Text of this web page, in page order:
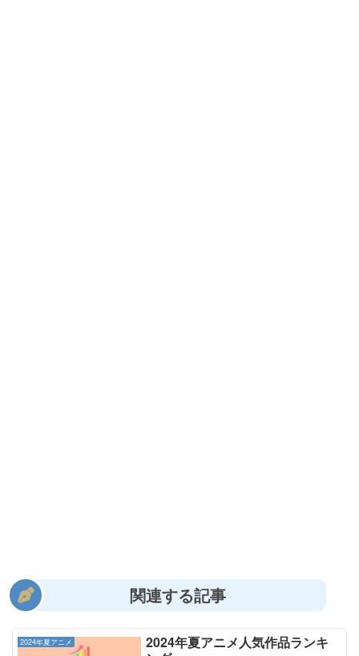
関連する記事
2024年夏アニメ
2024年夏アニメ人気作品ランキ